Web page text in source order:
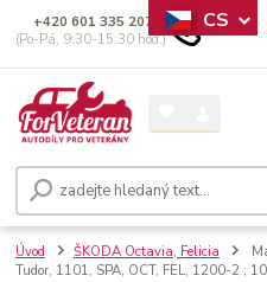
CS
+420 601 335 207
(Po-Pá, 9:30-15:30 hod.)
Úvod ŠKODA Octavia, Felicia
Tudor, 1101, SPA, OCT, FEL, 1200-2 ;